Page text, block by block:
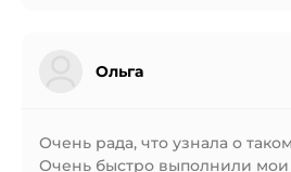
Ольга
Очень рада, что узнала о
Очень быстро выполнили мои